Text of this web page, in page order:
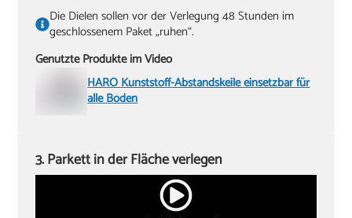
Die Dielen sollen vor der Verlegung 48 Stunden im
geschlossenem Paket „ruhen“.
Genutzte Produkte im Video
HARO Kunststoff-Abstandskeile einsetzbar für
alle Böden
3. Parkett in der Fläche verlegen